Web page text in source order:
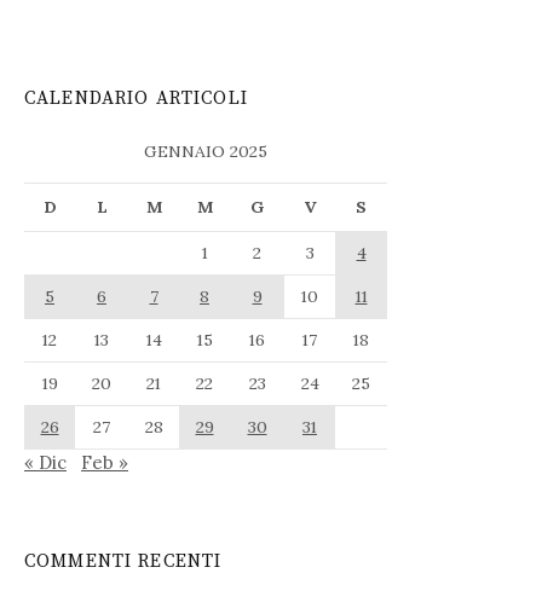
CALENDARIO ARTICOLI
GENNAIO 2025
D L M M G V S
1 2 3
4
5
6 7 8 9 10
11
12
13 14 15 16 17
18
19
20 21 22 23 24
25
26
27 28 29 30 31
« Dic Feb »
COMMENTI RECENTI